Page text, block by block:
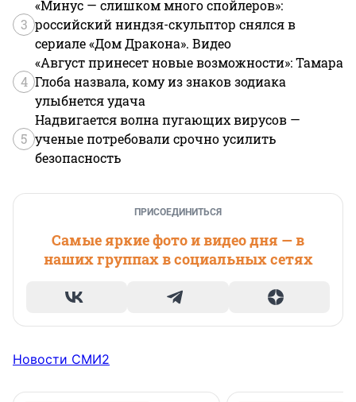
3
«Минус — слишком много спойлеров»:
российский ниндзя-скульптор снялся в
сериале «Дом Дракона». Видео
4
«Август принесет новые возможности»: Тамара
Глоба назвала, кому из знаков зодиака
улыбнется удача
5
Надвигается волна пугающих вирусов —
ученые потребовали срочно усилить
безопасность
ПРИСОЕДИНИТЬСЯ
Самые яркие фото и видео дня — в
наших группах в социальных сетях
Новости СМИ2